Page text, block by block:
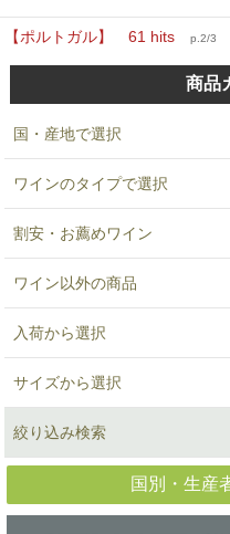
【ポルトガル】 61 hitsp.2/3
商品
国・産地で選択
ワインのタイプで選択
割安・お薦めワイン
ワイン以外の商品
入荷から選択
サイズから選択
絞り込み検索
国別・生産